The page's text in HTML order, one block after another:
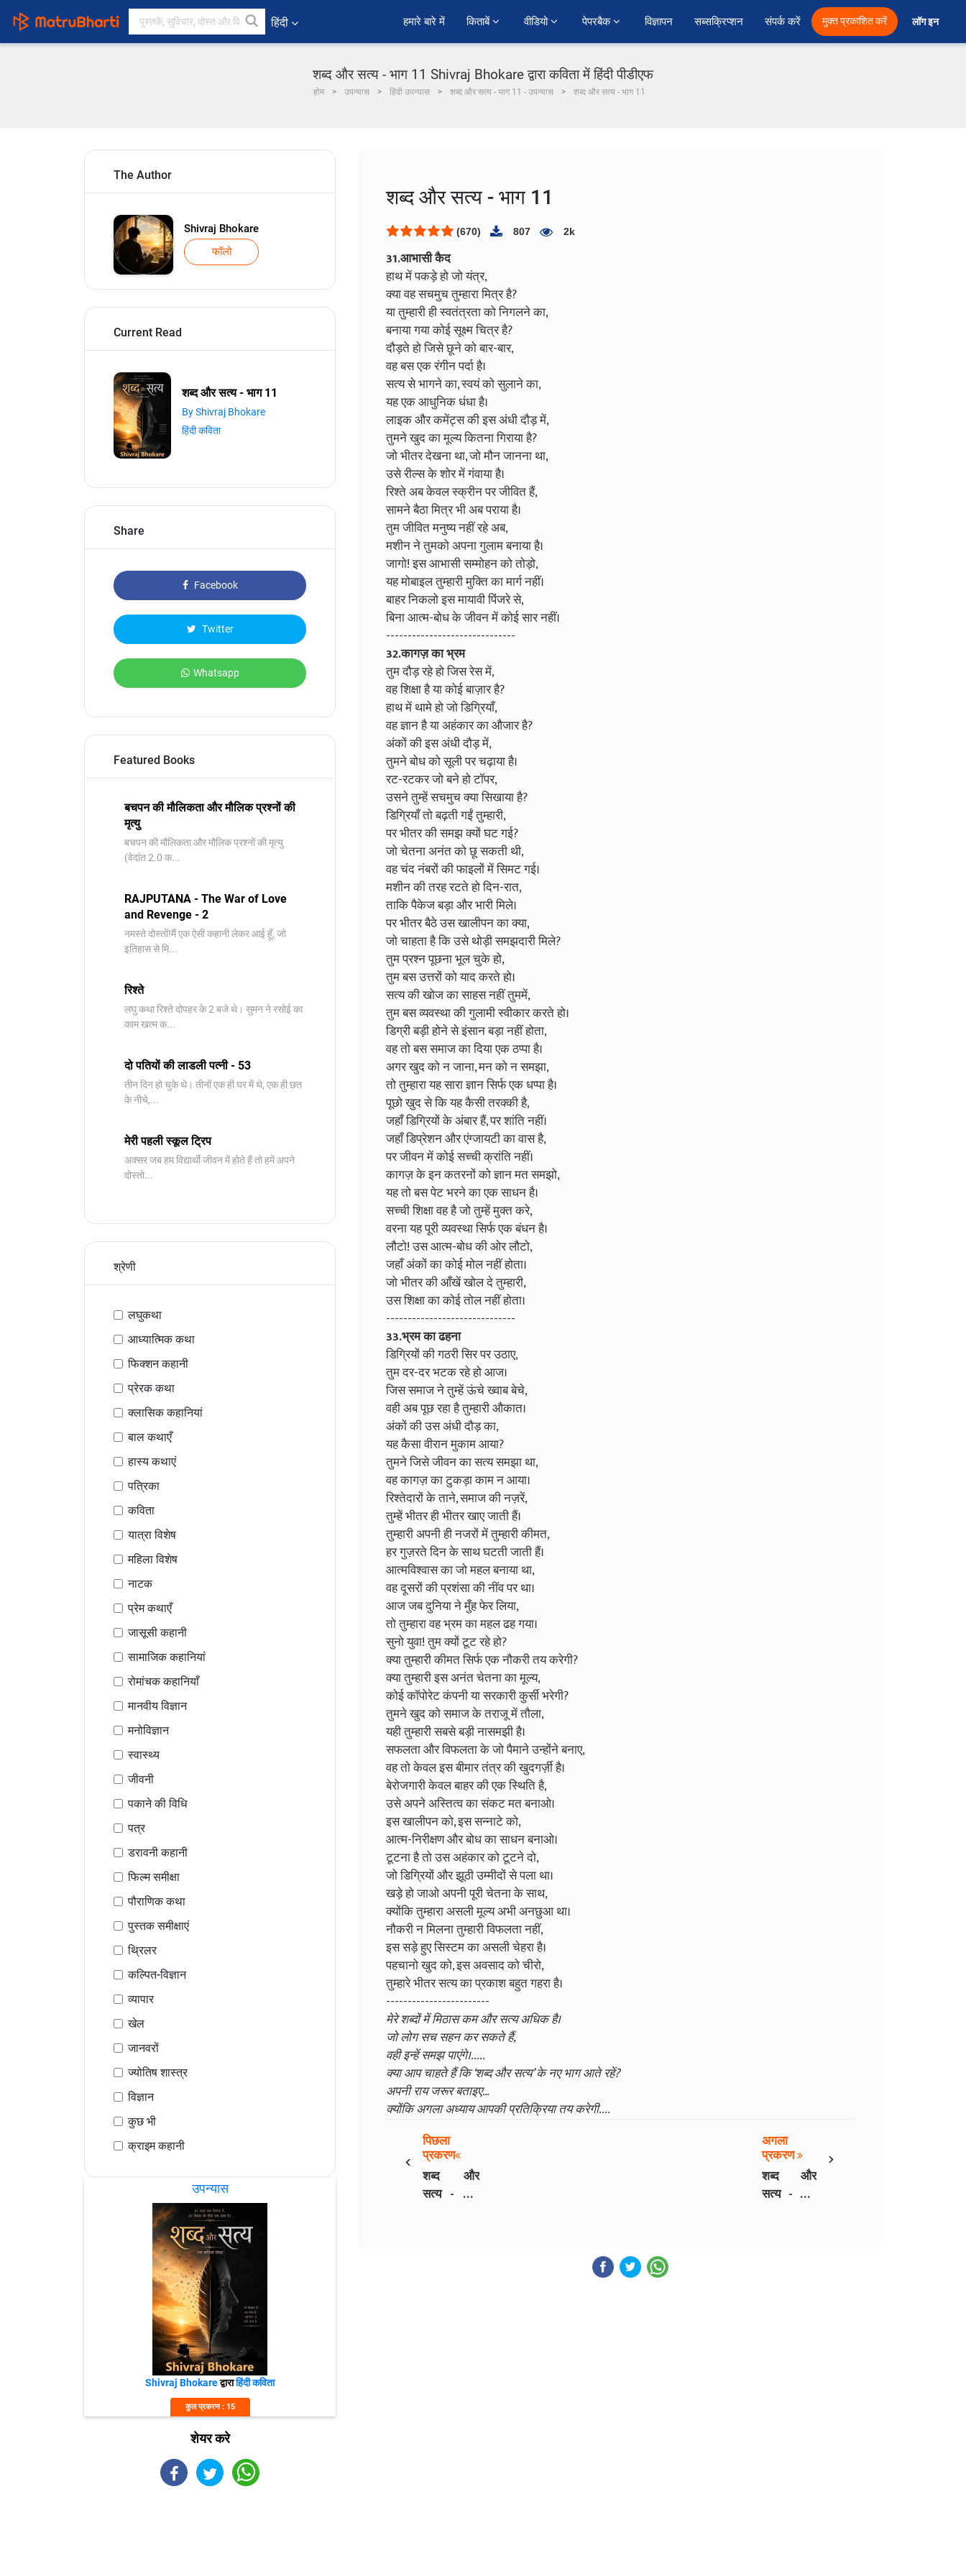
हिंदी हमारे बारे में किताबें वीडियो पेपरबैक विज्ञापन सब्सक्रिप्शन संपर्क करें मुक्त प्रकाशित करें लॉग इन
शब्द और सत्य - भाग 11 Shivraj Bhokare द्वारा कविता में हिंदी पीडीएफ
होम उपन्यास हिंदी उपन्यास शब्द और सत्य - भाग 11 - उपन्यास शब्द और सत्य - भाग 11
The Author
Shivraj Bhokare
फॉलो
Current Read
शब्द और सत्य - भाग 11
By Shivraj Bhokare
हिंदी कविता
Share
Facebook
Twitter
Whatsapp
Featured Books
बचपन की मौलिकता और मौलिक प्रश्नों की
मृत्यु
बचपन की मौलिकता और मौलिक प्रश्नों की मृत्यु ​
(वेदांत 2.0 क...
RAJPUTANA - The War of Love
and Revenge - 2
नमस्ते दोस्तों!मैं एक ऐसी कहानी लेकर आई हूँ, जो
इतिहास से मि...
रिश्ते
लघु कथा रिश्ते दोपहर के 2 बजे थे। सुमन ने रसोई का
काम खत्म क...
दो पतियों की लाडली पत्नी - 53
तीन दिन हो चुके थे। तीनों एक ही घर में थे, एक ही छत
के नीचे,...
मेरी पहली स्कूल ट्रिप
अक्सर जब हम विद्यार्थी जीवन में होते हैं तो हमें अपने
दोस्तो...
श्रेणी
लघुकथा
आध्यात्मिक कथा
फिक्शन कहानी
प्रेरक कथा
क्लासिक कहानियां
बाल कथाएँ
हास्य कथाएं
पत्रिका
कविता
यात्रा विशेष
महिला विशेष
नाटक
प्रेम कथाएँ
जासूसी कहानी
सामाजिक कहानियां
रोमांचक कहानियाँ
मानवीय विज्ञान
मनोविज्ञान
स्वास्थ्य
जीवनी
पकाने की विधि
पत्र
डरावनी कहानी
फिल्म समीक्षा
पौराणिक कथा
पुस्तक समीक्षाएं
थ्रिलर
कल्पित-विज्ञान
व्यापार
खेल
जानवरों
ज्योतिष शास्त्र
विज्ञान
कुछ भी
क्राइम कहानी
उपन्यास
Shivraj Bhokareद्वाराहिंदी कविता
कुल प्रकरण : 15
शेयर करे
शब्द और सत्य - भाग 11
(670) 807 2k
31.आभासी कैद
हाथ में पकड़े हो जो यंत्र,
क्या वह सचमुच तुम्हारा मित्र है?
या तुम्हारी ही स्वतंत्रता को निगलने का,
बनाया गया कोई सूक्ष्म चित्र है?
दौड़ते हो जिसे छूने को बार-बार,
वह बस एक रंगीन पर्दा है।
सत्य से भागने का, स्वयं को सुलाने का,
यह एक आधुनिक धंधा है।
लाइक और कमेंट्स की इस अंधी दौड़ में,
तुमने खुद का मूल्य कितना गिराया है?
जो भीतर देखना था, जो मौन जानना था,
उसे रील्स के शोर में गंवाया है।
रिश्ते अब केवल स्क्रीन पर जीवित हैं,
सामने बैठा मित्र भी अब पराया है।
तुम जीवित मनुष्य नहीं रहे अब,
मशीन ने तुमको अपना गुलाम बनाया है।
जागो! इस आभासी सम्मोहन को तोड़ो,
यह मोबाइल तुम्हारी मुक्ति का मार्ग नहीं।
बाहर निकलो इस मायावी पिंजरे से,
बिना आत्म-बोध के जीवन में कोई सार नहीं।
------------------------------
32.कागज़ का भ्रम
तुम दौड़ रहे हो जिस रेस में,
वह शिक्षा है या कोई बाज़ार है?
हाथ में थामे हो जो डिग्रियाँ,
वह ज्ञान है या अहंकार का औजार है?
अंकों की इस अंधी दौड़ में,
तुमने बोध को सूली पर चढ़ाया है।
रट-रटकर जो बने हो टॉपर,
उसने तुम्हें सचमुच क्या सिखाया है?
डिग्रियाँ तो बढ़ती गईं तुम्हारी,
पर भीतर की समझ क्यों घट गई?
जो चेतना अनंत को छू सकती थी,
वह चंद नंबरों की फाइलों में सिमट गई।
मशीन की तरह रटते हो दिन-रात,
ताकि पैकेज बड़ा और भारी मिले।
पर भीतर बैठे उस खालीपन का क्या,
जो चाहता है कि उसे थोड़ी समझदारी मिले?
तुम प्रश्न पूछना भूल चुके हो,
तुम बस उत्तरों को याद करते हो।
सत्य की खोज का साहस नहीं तुममें,
तुम बस व्यवस्था की गुलामी स्वीकार करते हो।
डिग्री बड़ी होने से इंसान बड़ा नहीं होता,
वह तो बस समाज का दिया एक ठप्पा है।
अगर खुद को न जाना, मन को न समझा,
तो तुम्हारा यह सारा ज्ञान सिर्फ एक धप्पा है।
पूछो खुद से कि यह कैसी तरक्की है,
जहाँ डिग्रियों के अंबार हैं, पर शांति नहीं।
जहाँ डिप्रेशन और एंग्जायटी का वास है,
पर जीवन में कोई सच्ची क्रांति नहीं।
कागज़ के इन कतरनों को ज्ञान मत समझो,
यह तो बस पेट भरने का एक साधन है।
सच्ची शिक्षा वह है जो तुम्हें मुक्त करे,
वरना यह पूरी व्यवस्था सिर्फ एक बंधन है।
लौटो! उस आत्म-बोध की ओर लौटो,
जहाँ अंकों का कोई मोल नहीं होता।
जो भीतर की आँखें खोल दे तुम्हारी,
उस शिक्षा का कोई तोल नहीं होता।
------------------------------
33.भ्रम का ढहना
डिग्रियों की गठरी सिर पर उठाए,
तुम दर-दर भटक रहे हो आज।
जिस समाज ने तुम्हें ऊंचे ख्वाब बेचे,
वही अब पूछ रहा है तुम्हारी औकात।
अंकों की उस अंधी दौड़ का,
यह कैसा वीरान मुकाम आया?
तुमने जिसे जीवन का सत्य समझा था,
वह कागज़ का टुकड़ा काम न आया।
रिश्तेदारों के ताने, समाज की नज़रें,
तुम्हें भीतर ही भीतर खाए जाती हैं।
तुम्हारी अपनी ही नजरों में तुम्हारी कीमत,
हर गुज़रते दिन के साथ घटती जाती हैं।
आत्मविश्वास का जो महल बनाया था,
वह दूसरों की प्रशंसा की नींव पर था।
आज जब दुनिया ने मुँह फेर लिया,
तो तुम्हारा वह भ्रम का महल ढह गया।
सुनो युवा! तुम क्यों टूट रहे हो?
क्या तुम्हारी कीमत सिर्फ एक नौकरी तय करेगी?
क्या तुम्हारी इस अनंत चेतना का मूल्य,
कोई कॉपोरेट कंपनी या सरकारी कुर्सी भरेगी?
तुमने खुद को समाज के तराजू में तौला,
यही तुम्हारी सबसे बड़ी नासमझी है।
सफलता और विफलता के जो पैमाने उन्होंने बनाए,
वह तो केवल इस बीमार तंत्र की खुदगर्ज़ी है।
बेरोजगारी केवल बाहर की एक स्थिति है,
उसे अपने अस्तित्व का संकट मत बनाओ।
इस खालीपन को, इस सन्नाटे को,
आत्म-निरीक्षण और बोध का साधन बनाओ।
टूटना है तो उस अहंकार को टूटने दो,
जो डिग्रियों और झूठी उम्मीदों से पला था।
खड़े हो जाओ अपनी पूरी चेतना के साथ,
क्योंकि तुम्हारा असली मूल्य अभी अनछुआ था।
नौकरी न मिलना तुम्हारी विफलता नहीं,
इस सड़े हुए सिस्टम का असली चेहरा है।
पहचानो खुद को, इस अवसाद को चीरो,
तुम्हारे भीतर सत्य का प्रकाश बहुत गहरा है।
------------------------
मेरे शब्दों में मिठास कम और सत्य अधिक है।
जो लोग सच सहन कर सकते हैं,
वही इन्हें समझ पाएंगे।.....
क्या आप चाहते हैं कि ‘शब्द और सत्य’ के नए भाग आते रहें?
अपनी राय जरूर बताइए…
क्योंकि अगला अध्याय आपकी प्रतिक्रिया तय करेगी....
‹
पिछला
प्रकरण
शब्द और
सत्य - भाग
›
अगला
प्रकरण
शब्द और
सत्य - भाग